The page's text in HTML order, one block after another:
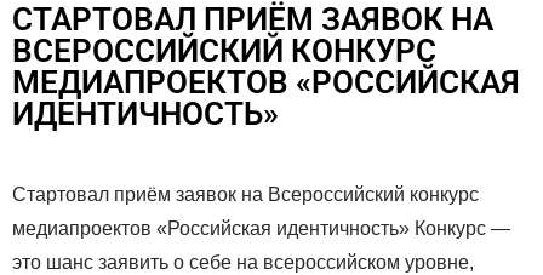
СТАРТОВАЛ ПРИЁМ ЗАЯВОК НА
ВСЕРОССИЙСКИЙ КОНКУРС
МЕДИАПРОЕКТОВ «РОССИЙСКАЯ
ИДЕНТИЧНОСТЬ»
Стартовал приём заявок на Всероссийский конкурс
медиапроектов «Российская идентичность» Конкурс —
это шанс заявить о себе на всероссийском уровне,